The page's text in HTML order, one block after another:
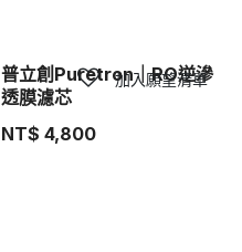
普立創Puretron｜RO逆滲
透膜濾芯
NT$ 4,800
加入願望清單